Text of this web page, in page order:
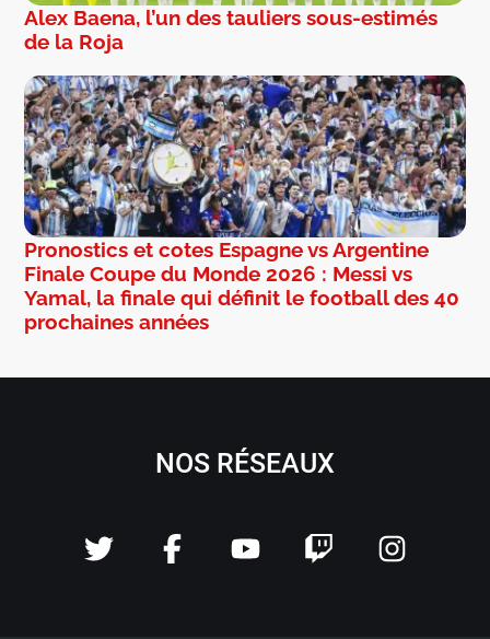
Alex Baena, l’un des tauliers sous-estimés
de la Roja
Pronostics et cotes Espagne vs Argentine
Finale Coupe du Monde 2026 : Messi vs
Yamal, la finale qui définit le football des 40
prochaines années
NOS RÉSEAUX